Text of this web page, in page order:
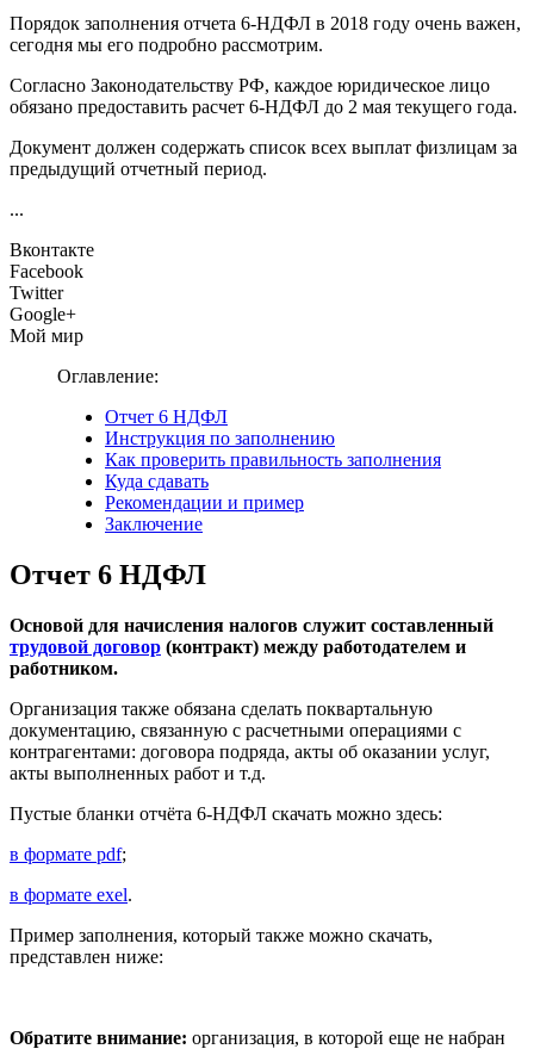
Порядок заполнения отчета 6-НДФЛ в 2018 году очень важен,
сегодня мы его подробно рассмотрим.
Согласно Законодательству РФ, каждое юридическое лицо
обязано предоставить расчет 6-НДФЛ до 2 мая текущего года.
Документ должен содержать список всех выплат физлицам за
предыдущий отчетный период.
...
Вконтакте
Facebook
Twitter
Google+
Мой мир
Оглавление:
Отчет 6 НДФЛ
Инструкция по заполнению
Как проверить правильность заполнения
Куда сдавать
Рекомендации и пример
Заключение
Отчет 6 НДФЛ
Основой для начисления налогов служит составленный
трудовой договор (контракт) между работодателем и
работником.
Организация также обязана сделать поквартальную
документацию, связанную с расчетными операциями с
контрагентами: договора подряда, акты об оказании услуг,
акты выполненных работ и т.д.
Пустые бланки отчёта 6-НДФЛ скачать можно здесь:
в формате pdf;
в формате exel.
Пример заполнения, который также можно скачать,
представлен ниже:
Обратите внимание: организация, в которой еще не набран